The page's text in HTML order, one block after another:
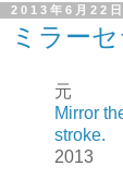
2013年6月22日
ミラー
元
Mirror
stroke.
2013